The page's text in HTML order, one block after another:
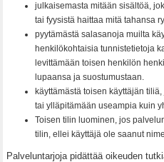
julkaisemasta mitään sisältöä,
tai fyysistä haittaa mitä tahansa
pyytämästä salasanoja muilta
henkilökohtaisia tunnistetietoja
levittämään toisen henkilön
lupaansa ja suostumustaan.
käyttämästä toisen käyttäjän
tai ylläpitämään useampia kuin
Toisen tilin luominen, jos
tilin, ellei käyttäjä ole saanut
Palveluntarjoja pidättää oikeuden